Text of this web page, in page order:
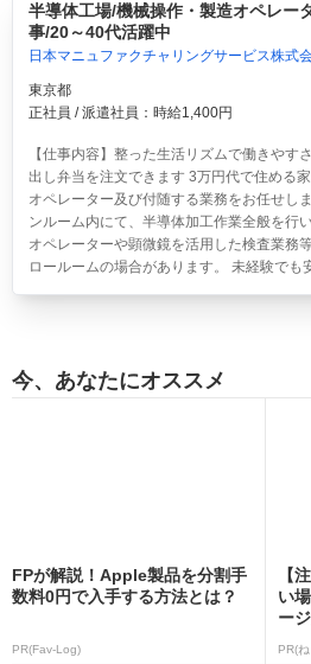
半導体工場/機械操作・製造オペレー
事/20～40代活躍中
日本マニュファクチャリングサービス株式
東京都
正社員 / 派遣社員：時給1,400円
【仕事内容】整った生活リズムで働きやす
出し弁当を注文できます 3万円代で住める
オペレーター及び付随する業務をお任せし
ンルーム内にて、半導体加工作業全般を行
オペレーターや顕微鏡を活用した検査業務
ロールームの場合があります。 未経験でも
今、あなたにオススメ
FPが解説！Apple製品を分割手
数料0円で入手する方法とは？
PR(Fav-Log)
【
い
ー
PR(